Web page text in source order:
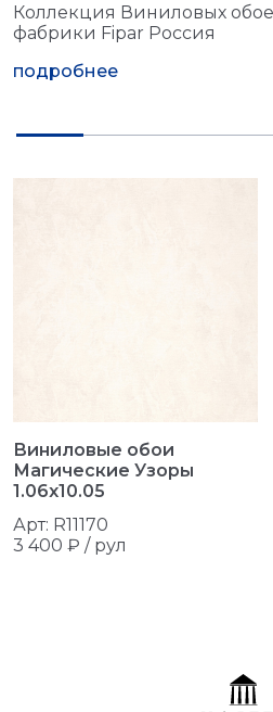
Коллекция Виниловых
фабрики Fipar Россия
подробнее
Виниловые обои
Магические Узоры
1.06x10.05
Арт: R11170
3 400 ₽ / рул